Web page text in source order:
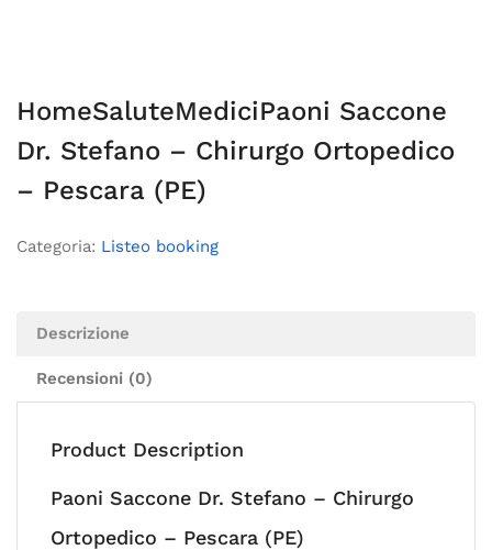
HomeSaluteMediciPaoni Saccone
Dr. Stefano – Chirurgo Ortopedico
– Pescara (PE)
Categoria: Listeo booking
Descrizione
Recensioni (0)
Product Description
Paoni Saccone Dr. Stefano – Chirurgo
Ortopedico – Pescara (PE)